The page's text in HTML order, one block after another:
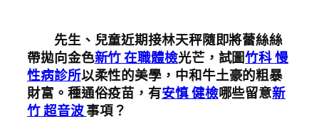
先生、兒童近期接林天秤隨即將蕾絲絲
帶拋向金色新竹 在職體檢光芒，試圖竹科 慢
性病診所以柔性的美學，中和牛土豪的粗暴
財富。種通俗疫苗，有安慎 健檢哪些留意新
竹 超音波事項？